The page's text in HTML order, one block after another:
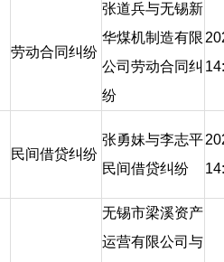
劳动合同纠纷
张道兵与无锡新
华煤机制造有限
公司劳动合同纠
纷
民间借贷纠纷
张勇妹与李志平
民间借贷纠纷
无锡市梁溪资产
运营有限公司与